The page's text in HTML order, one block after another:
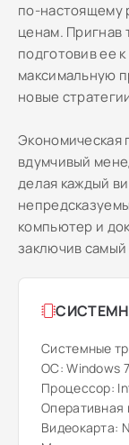
по-настоящему
ценам. Пригнав
подготовив ее
максимальную
новые
Экономическая
вдумчивый
делая каждый
компьютер и
заключив
Системные
ОС: Windows
Процессор:
Оперативная
Видеокарта: